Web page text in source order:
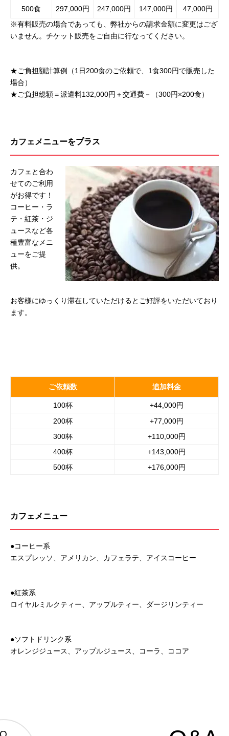
500食 297,000円 247,000円 147,000円
47,000円
※有料販売の場合であっても、弊社からの請求金額に変更はござ
いません。チケット販売をご自由に行なってください。
★ご負担額計算例（1日200食のご依頼で、1食300円で販売した
場合）
★ご負担総額＝派遣料132,000円＋交通費－（300円×200食）
カフェメニューをプラス
カフェと合わ
せてのご利用
がお得です！
コーヒー・ラ
テ・紅茶・ジ
ュースなど各
種豊富なメニ
ューをご提
供。
お客様にゆっくり滞在していただけるとご好評をいただいており
ます。
ご依頼数 追加料金
100杯
+44,000円
200杯
+77,000円
300杯
+110,000円
400杯
+143,000円
500杯
+176,000円
カフェメニュー
●コーヒー系
エスプレッソ、アメリカン、カフェラテ、アイスコーヒー
●紅茶系
ロイヤルミルクティー、アップルティー、ダージリンティー
●ソフトドリンク系
オレンジジュース、アップルジュース、コーラ、ココア